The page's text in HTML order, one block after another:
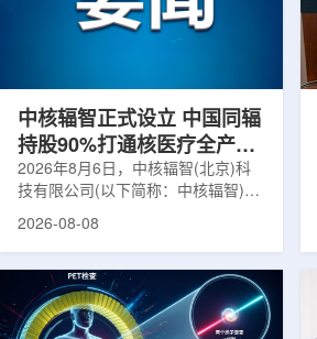
CT室与治疗室之间转运，治疗计划
也多依据此前采集的静态影像制定。
中核辐智正式设立 中国同辐
持股90%打通核医疗全产业
链
2026年8月6日，中核辐智(北京)科
技有限公司(以下简称：中核辐智)正
式设立。公司由中国同辐股份有限公
创)共同出资组建，中国同辐持股
90%，中核浙创持股10%。中核辐智
将承接中国同辐核医学发展中心业
2026-08-08